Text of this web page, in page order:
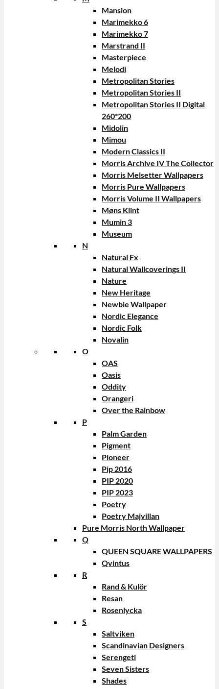
Mansion
Marimekko 6
Marimekko 7
Marstrand II
Masterpiece
Melodi
Metropolitan Stories
Metropolitan Stories II
Metropolitan Stories II Digital
260*200
Midolin
Mimou
Modern Classics II
Morris Archive IV The Collector
Morris Melsetter Wallpapers
Morris Pure Wallpapers
Morris Volume II Wallpapers
Møns Klint
Mumin 3
Museum
N
Natural Fx
Natural Wallcoverings II
Nature
New Heritage
Newbie Wallpaper
Nordic Elegance
Nordic Folk
Novalin
O
OAS
Oasis
Oddity
Orangeri
Over the Rainbow
P
Palm Garden
Pigment
Pioneer
Pip 2016
PIP 2020
PIP 2023
Poetry
Poetry Majvillan
Pure Morris North Wallpaper
Q
QUEEN SQUARE WALLPAPERS
Qvintus
R
Rand & Kulör
Resan
Rosenlycka
S
Saltviken
Scandinavian Designers
Serengeti
Seven Sisters
Shades